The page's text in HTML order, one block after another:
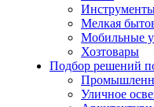
Мелкая
Мобильные
Хозтовары
Подбор решений
Уличное